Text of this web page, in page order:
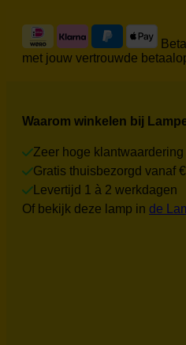
met jouw vertrouwde
Waarom winkelen bij
Zeer hoge klantwaardering
Gratis thuisbezorgd vanaf
Levertijd 1 à 2 werkdagen
Of bekijk deze lamp in de